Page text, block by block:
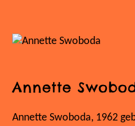
Annette
Annette Swoboda, 1962